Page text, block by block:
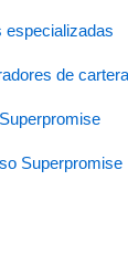
especializadas
de cartera
Superpromise